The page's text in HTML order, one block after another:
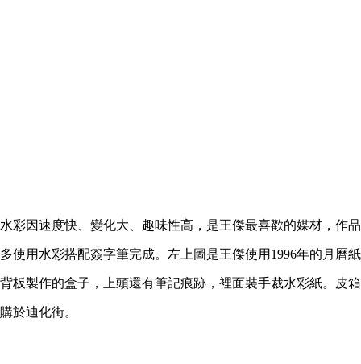
水彩因速度快、變化大、趣味性高，是王傑最喜歡的媒材，作品
多使用水彩搭配簽字筆完成。左上圖是王傑使用1996年的月曆紙
背板製作的盒子，上頭還有筆記痕跡，裡面裝手裁水彩紙。皮箱
購於迪化街。